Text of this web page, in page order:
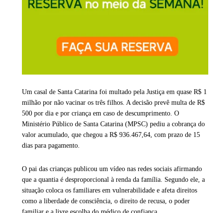
Um casal de Santa Catarina foi multado pela Justiça em quase R$ 1
milhão por não vacinar os três filhos. A decisão prevê multa de R$
500 por dia e por criança em caso de descumprimento. O
Ministério Público de Santa Catarina (MPSC) pediu a cobrança do
valor acumulado, que chegou a R$ 936.467,64, com prazo de 15
dias para pagamento.
O pai das crianças publicou um vídeo nas redes sociais afirmando
que a quantia é desproporcional à renda da família. Segundo ele, a
situação coloca os familiares em vulnerabilidade e afeta direitos
como a liberdade de consciência, o direito de recusa, o poder